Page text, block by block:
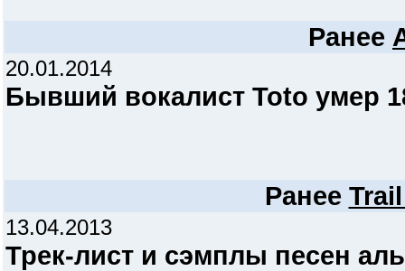
Ранее
20.01.2014
Бывший вокалист Toto умер
Ранее
13.04.2013
Трек-лист и сэмплы песен